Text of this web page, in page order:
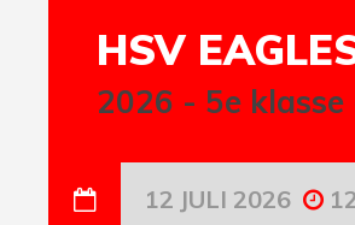
HSV
2026 - 5e klasse
12 JULI 2026